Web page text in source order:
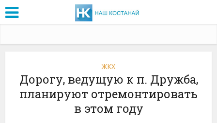
ЖКХ
Дорогу, ведущую к п. Дружба,
планируют отремонтировать
в этом году